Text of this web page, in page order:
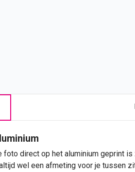
direct op het aluminium geprint
wel een afmeting voor je tussen